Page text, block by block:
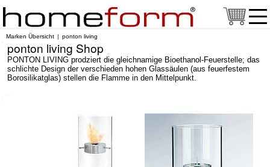
Marken Übersicht ponton living
ponton living Shop
PONTON LIVING prodziert die gleichnamige Bioethanol-Feuerstelle; das
schlichte Design der verschieden hohen Glassäulen (aus feuerfestem
Borosilikatglas) stellen die Flamme in den Mittelpunkt.